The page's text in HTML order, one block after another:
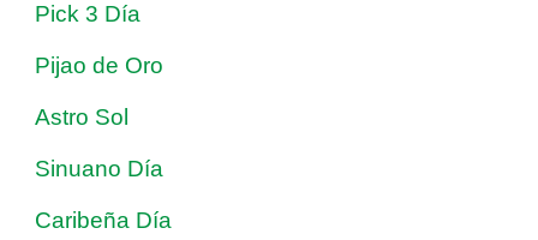
Pick 3 Día
Pijao de Oro
Astro Sol
Sinuano Día
Caribeña Día